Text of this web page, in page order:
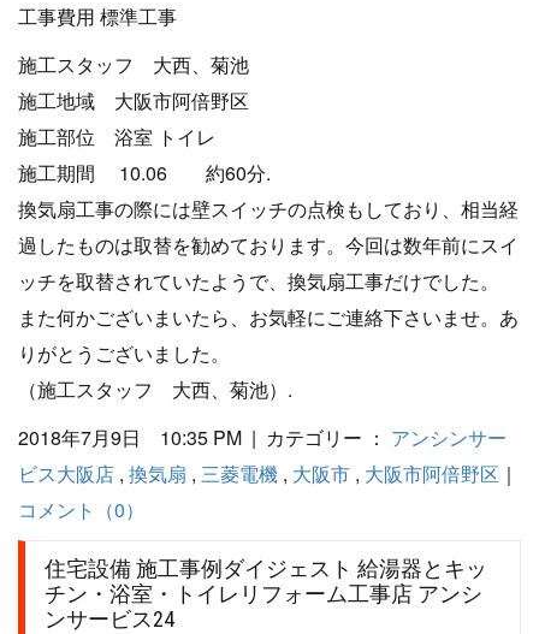
工事費用 標準工事
施工スタッフ 大西、菊池
施工地域 大阪市阿倍野区
施工部位 浴室 トイレ
施工期間 10.06 約60分.
換気扇工事の際には壁スイッチの点検もしており、相当経
過したものは取替を勧めております。今回は数年前にスイ
ッチを取替されていたようで、換気扇工事だけでした。
また何かございまいたら、お気軽にご連絡下さいませ。あ
りがとうございました。
（施工スタッフ 大西、菊池）.
2018年7月9日 10:35 PM | カテゴリー ： アンシンサー
ビス大阪店 , 換気扇 , 三菱電機 , 大阪市 , 大阪市阿倍野区 ｜
コメント（0）
住宅設備 施工事例ダイジェスト 給湯器とキッ
チン・浴室・トイレリフォーム工事店 アンシ
ンサービス24